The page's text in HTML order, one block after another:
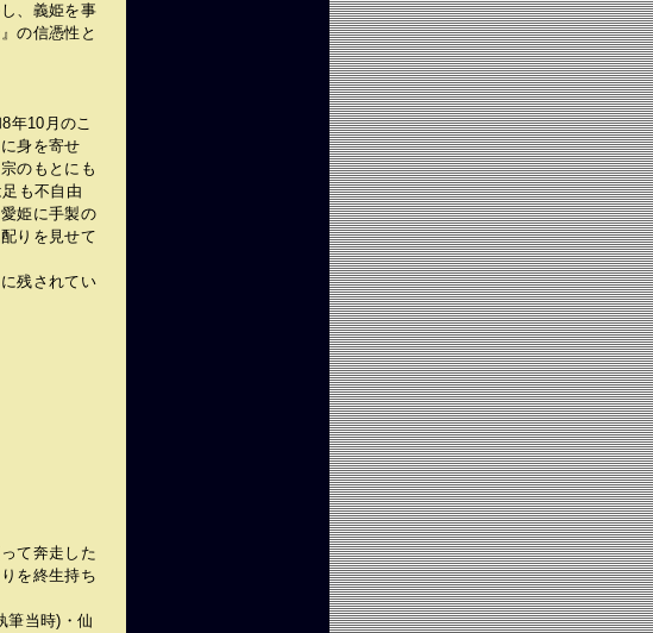
、義姫を事
の信憑性と
年10月のこ
身を寄せ
のもとにも
も不自由
姫に手製の
りを見せて
残されてい
て奔走した
を終生持ち
筆当時)・仙